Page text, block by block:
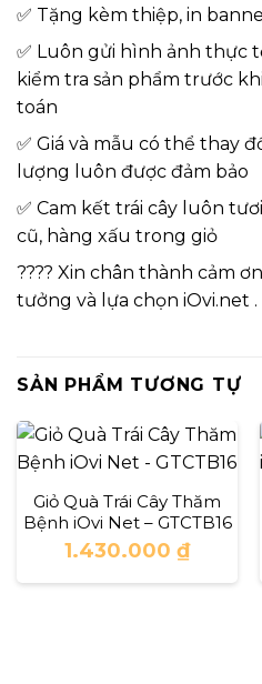
✅ Tặng kèm thiệp, in
✅ Luôn gửi hình ảnh thực
kiểm tra sản phẩm trước
toán
✅ Giá và mẫu có thể thay
lượng luôn được đảm bảo
✅ Cam kết trái cây luôn
cũ, hàng xấu trong giỏ
???? Xin chân thành cảm
tưởng và lựa chọn iOvi.net .
SẢN PHẨM TƯƠNG TỰ
Giỏ Quà Trái Cây Thăm
Bệnh iOvi Net – GTCTB16
1.430.000 ₫